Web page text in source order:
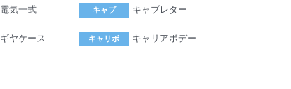
電気一式 キャブ キャブレター
ギヤケース キャリボ キャリアボデー